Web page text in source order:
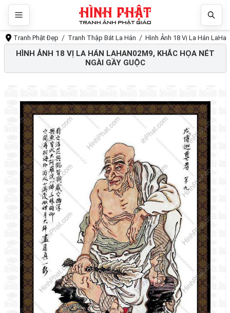
Tranh Phật Đẹp Tranh Thập Bát La Hán Hình Ảnh 18 Vị La Hán
HÌNH ẢNH 18 VỊ LA HÁN LAHAN02M9, KHẮC HỌA NÉT
NGÀI GẦY GUỘC